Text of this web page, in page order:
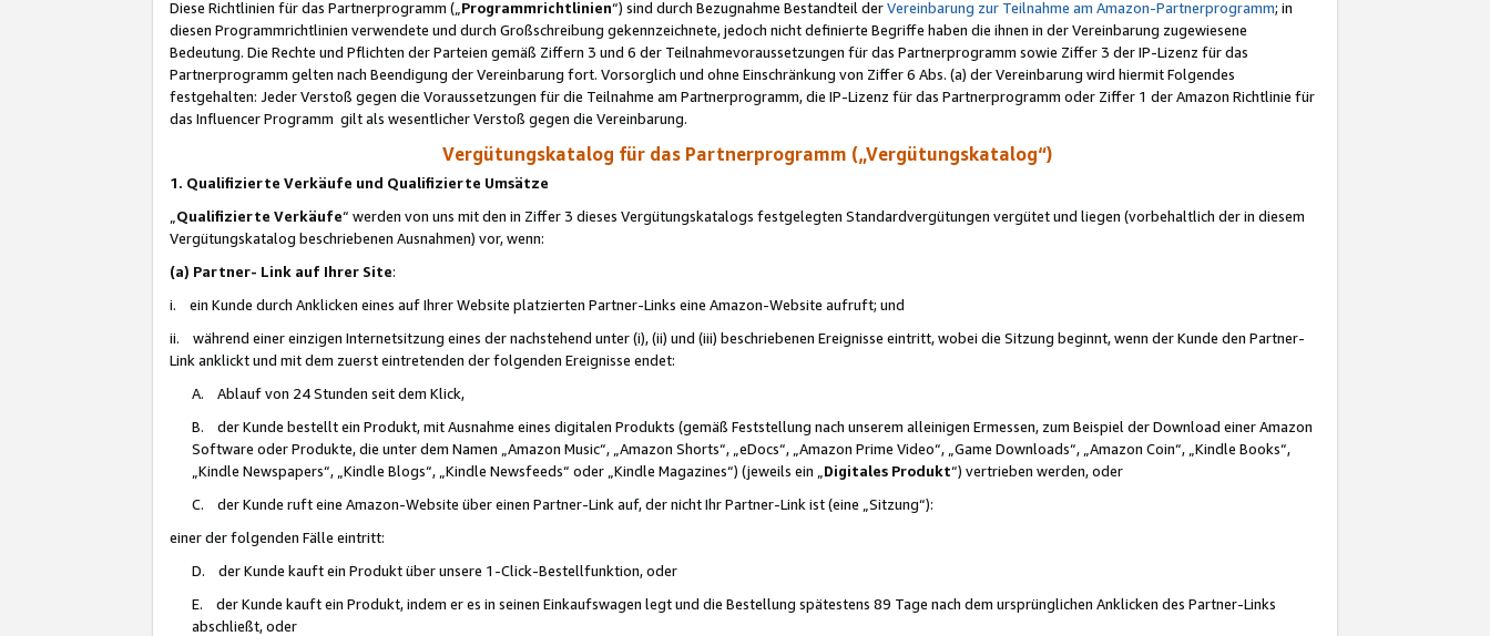
Diese Richtlinien für das Partnerprogramm („Programmrichtlinien“) sind durch Bezugnahme Bestandteil derVereinbarung zur Teilnahme am Amazon-Partnerprogramm; in
diesen Programmrichtlinien verwendete und durch Großschreibung gekennzeichnete, jedoch nicht definierte Begriffe haben die ihnen in der Vereinbarung zugewiesene
Bedeutung. Die Rechte und Pflichten der Parteien gemäß Ziffern 3 und 6 der Teilnahmevoraussetzungen für das Partnerprogramm sowie Ziffer 3 der IP-Lizenz für das
Partnerprogramm gelten nach Beendigung der Vereinbarung fort. Vorsorglich und ohne Einschränkung von Ziffer 6 Abs. (a) der Vereinbarung wird hiermit Folgendes
festgehalten: Jeder Verstoß gegen die Voraussetzungen für die Teilnahme am Partnerprogramm, die IP-Lizenz für das Partnerprogramm oder Ziffer 1 der Amazon Richtlinie für
das Influencer Programm gilt als wesentlicher Verstoß gegen die Vereinbarung.
Vergütungskatalog für das Partnerprogramm („Vergütungskatalog“)
1. Qualifizierte Verkäufe und Qualifizierte Umsätze
Qualifizierte Verkäufe“ werden von uns mit den in Ziffer 3 dieses Vergütungskatalogs festgelegten Standardvergütungen vergütet und liegen (vorbehaltlich der in diesem
Vergütungskatalog beschriebenen Ausnahmen) vor, wenn:
(a) Partner- Link auf Ihrer Site:
i. ein Kunde durch Anklicken eines auf Ihrer Website platzierten Partner-Links eine Amazon-Website aufruft; und
ii. während einer einzigen Internetsitzung eines der nachstehend unter (i), (ii) und (iii) beschriebenen Ereignisse eintritt, wobei die Sitzung beginnt, wenn der Kunde den Partner-
Link anklickt und mit dem zuerst eintretenden der folgenden Ereignisse endet:
A. Ablauf von 24 Stunden seit dem Klick,
B. der Kunde bestellt ein Produkt, mit Ausnahme eines digitalen Produkts (gemäß Feststellung nach unserem alleinigen Ermessen, zum Beispiel der Download einer Amazon
Software oder Produkte, die unter dem Namen „Amazon Music“, „Amazon Shorts“, „eDocs“, „Amazon Prime Video“, „Game Downloads“, „Amazon Coin“, „Kindle Books“,
„Kindle Newspapers“, „Kindle Blogs“, „Kindle Newsfeeds“ oder „Kindle Magazines“) (jeweils ein „ Digitales Produkt“) vertrieben werden, oder
C. der Kunde ruft eine Amazon-Website über einen Partner-Link auf, der nicht Ihr Partner-Link ist (eine „Sitzung“):
einer der folgenden Fälle eintritt:
D. der Kunde kauft ein Produkt über unsere 1-Click-Bestellfunktion, oder
E. der Kunde kauft ein Produkt, indem er es in seinen Einkaufswagen legt und die Bestellung spätestens 89 Tage nach dem ursprünglichen Anklicken des Partner-Links
abschließt, oder